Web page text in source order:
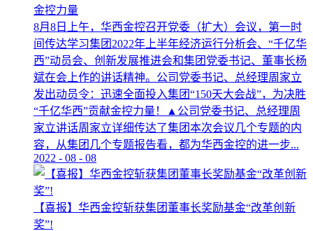
金控力量
8月8日上午，华西金控召开党委（扩大）会议，第一时
间传达学习集团2022年上半年经济运行分析会、“千亿华
西”动员会、创新发展推进会和集团党委书记、董事长杨
斌在会上作的讲话精神。公司党委书记、总经理周家立
发出动员令：迅速全面投入集团“150天大会战”，为决胜
“千亿华西”贡献金控力量！▲公司党委书记、总经理周
家立讲话周家立详细传达了集团本次会议几个专题的内
容，从集团几个专题报告看，都为华西金控的进一步...
2022 - 08 - 08
【喜报】华西金控斩获集团董事长奖励基金“改革创新
奖”!